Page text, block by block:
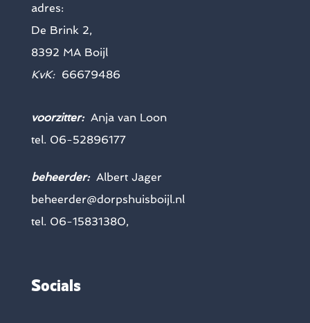
adres:
De Brink 2,
8392 MA Boijl
KvK:66679486
voorzitter: Anja van Loon
tel. 06-52896177
beheerder: Albert Jager
beheerder@dorpshuisboijl.nl
tel. 06-15831380,
Socials